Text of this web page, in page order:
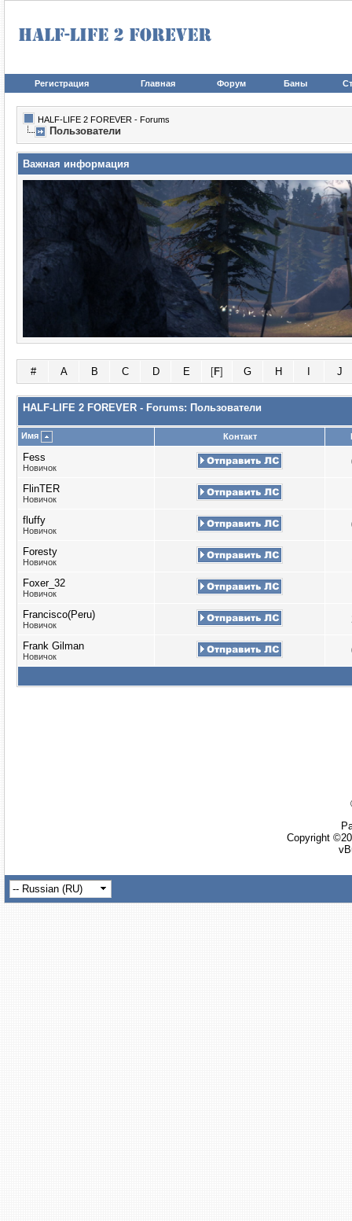
Регистрация Главная Форум Баны
HALF-LIFE 2 FOREVER - Forums
Пользователи
Важная информация
# A B C D E [F] G H J
HALF-LIFE 2 FOREVER - Forums: Пользователи
Имя Контакт
Fess
Новичок
FlinTER
Новичок
fluffy
Новичок
Foresty
Новичок
Foxer_32
Новичок
Francisco(Peru)
Новичок
Frank Gilman
Новичок
Copyright